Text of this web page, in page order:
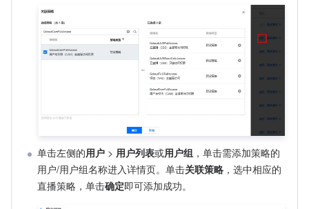
单击左侧的用户 > 用户列表或用户组 ，单击需添加策略的
用户/用户组名称进入详情页。单击关联策略 ，选中相应的
直播策略，单击确定即可添加成功。